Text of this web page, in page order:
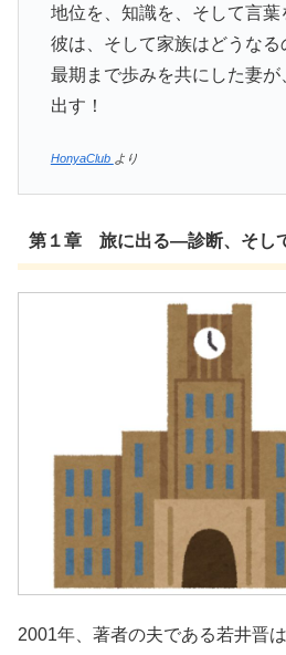
地位を、知識を、そして言葉
彼は、そして家族はどうなる
最期まで歩みを共にした妻が
出す！
HonyaClub より
第１章 旅に出る―診断、そし
2001年、著者の夫である若井晋